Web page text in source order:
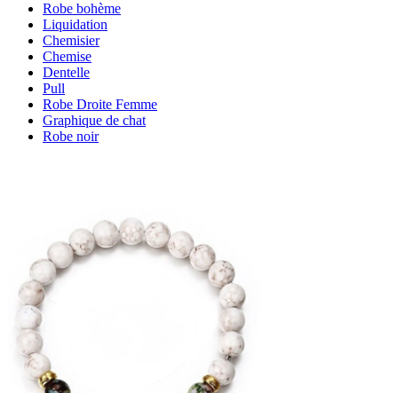
Robe bohème
Liquidation
Chemisier
Chemise
Dentelle
Pull
Robe Droite Femme
Graphique de chat
Robe noir